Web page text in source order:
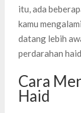
itu, ada
kamu
datang lebih
perdarahan
Cara
Haid